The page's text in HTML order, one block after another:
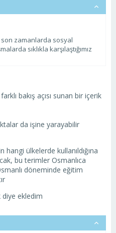
zamanlarda sosyal
sıklıkla karşılaştığımız
bakış açısı sunan bir içerik
da işine yarayabilir
ülkelerde kullanıldığına
bu terimler Osmanlıca
döneminde eğitim
diye ekledim